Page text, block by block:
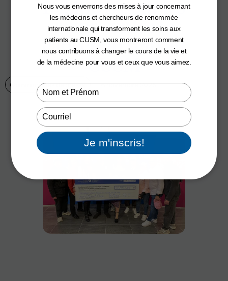
162,160 $ pour les
soins contre le
cancer du sein au
CUSM
Communiqués de presse 6 novembre 2025
Nous vous enverrons des mises à jour concernant
les médecins et chercheurs de renommée
internationale qui transforment les soins aux
patients au CUSM, vous montreront comment
nous contribuons à changer le cours de la vie et
de la médecine pour vous et ceux que vous aimez.
Type
your
name
Type
your
email
Je m'inscris!